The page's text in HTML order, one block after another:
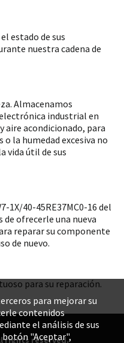
estado de sus
nuestra cadena de
Almacenamos
industrial en
aire acondicionado, para
la humedad excesiva no
vida útil de sus
1X/40-45RE37MC0-16 del
de ofrecerle una nueva
reparar su componente
de nuevo.
para su reparación.
rights reserved.
para mejorar su
contenidos
el análisis de sus
botón "Aceptar",